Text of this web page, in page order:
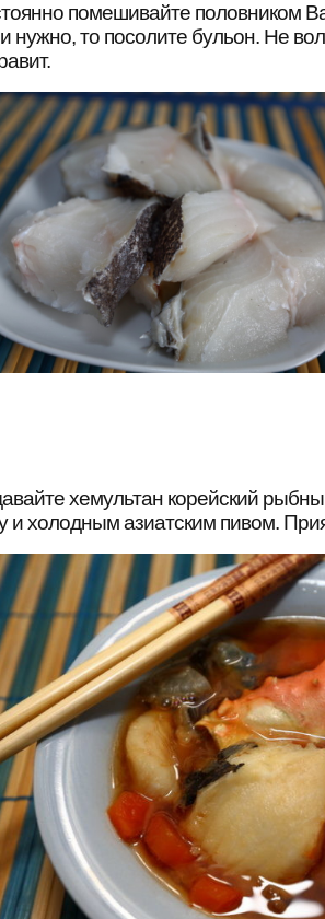
помешивайте половником
нужно, то посолите бульон. Не
хемультан корейский
и холодным азиатским пивом.